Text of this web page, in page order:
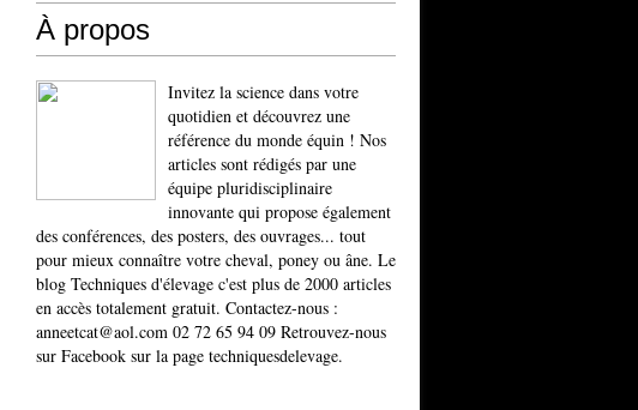
À propos
Invitez la science dans votre
quotidien et découvrez une
référence du monde équin ! Nos
articles sont rédigés par une
équipe pluridisciplinaire
innovante qui propose également
des conférences, des posters, des ouvrages... tout
pour mieux connaître votre cheval, poney ou âne. Le
blog Techniques d'élevage c'est plus de 2000 articles
en accès totalement gratuit. Contactez-nous :
anneetcat@aol.com 02 72 65 94 09 Retrouvez-nous
sur Facebook sur la page techniquesdelevage.